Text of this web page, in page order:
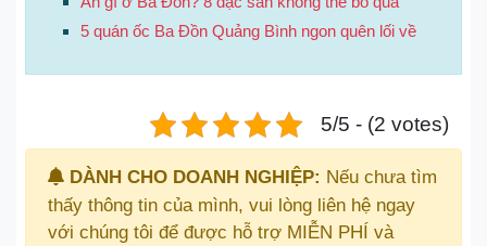
5 quán ốc Ba Đồn Quảng Bình ngon quên lối về
5/5 - (2 votes)
DÀNH CHO DOANH NGHIỆP: Nếu chưa tìm
thấy thông tin của mình, vui lòng liên hệ ngay
với chúng tôi để được hỗ trợ MIỄN PHÍ và